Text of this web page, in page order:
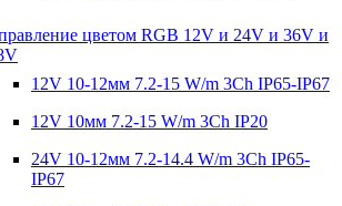
цветом RGB 12V и 24V и 36V и
12V 10-12мм 7.2-15 W/m 3Ch IP65-IP67
12V 10мм 7.2-15 W/m 3Ch IP20
24V 10-12мм 7.2-14.4 W/m 3Ch IP65-
IP67